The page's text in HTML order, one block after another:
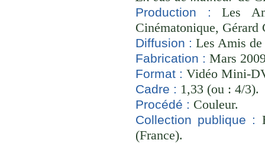
Production :
Les
Cinématonique, Gérard
Diffusion : Les Amis
Fabrication : Mars
Format : Vidéo Mini-
Cadre : 1,33 (ou : 4/3).
Procédé : Couleur.
Collection publique :
(France).